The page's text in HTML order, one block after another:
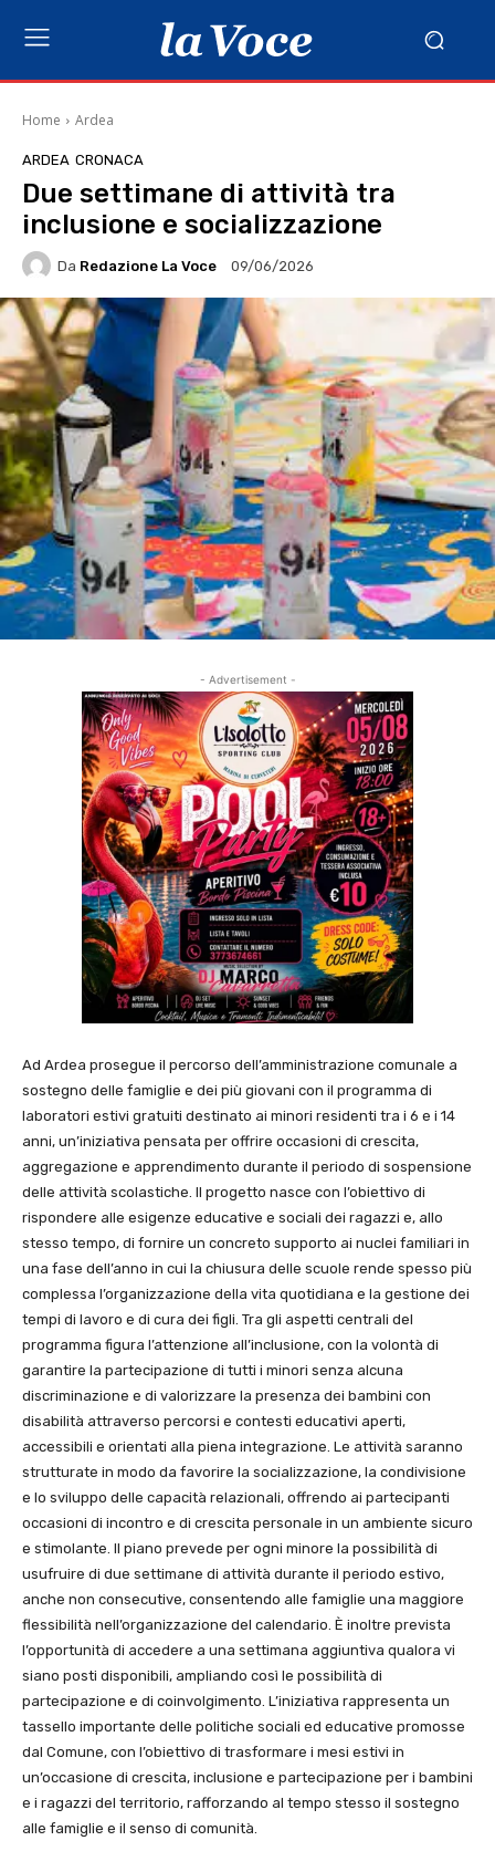
Home Ardea
ARDEA CRONACA
Due settimane di attività tra
inclusione e socializzazione
Da Redazione La Voce 09/06/2026
- Advertisement -
Ad Ardea prosegue il percorso dell’amministrazione comunale a
sostegno delle famiglie e dei più giovani con il programma di
laboratori estivi gratuiti destinato ai minori residenti tra i 6 e i 14
anni, un’iniziativa pensata per offrire occasioni di crescita,
aggregazione e apprendimento durante il periodo di sospensione
delle attività scolastiche. Il progetto nasce con l’obiettivo di
rispondere alle esigenze educative e sociali dei ragazzi e, allo
stesso tempo, di fornire un concreto supporto ai nuclei familiari in
una fase dell’anno in cui la chiusura delle scuole rende spesso più
complessa l’organizzazione della vita quotidiana e la gestione dei
tempi di lavoro e di cura dei figli. Tra gli aspetti centrali del
programma figura l’attenzione all’inclusione, con la volontà di
garantire la partecipazione di tutti i minori senza alcuna
discriminazione e di valorizzare la presenza dei bambini con
disabilità attraverso percorsi e contesti educativi aperti,
accessibili e orientati alla piena integrazione. Le attività saranno
strutturate in modo da favorire la socializzazione, la condivisione
e lo sviluppo delle capacità relazionali, offrendo ai partecipanti
occasioni di incontro e di crescita personale in un ambiente sicuro
e stimolante. Il piano prevede per ogni minore la possibilità di
usufruire di due settimane di attività durante il periodo estivo,
anche non consecutive, consentendo alle famiglie una maggiore
flessibilità nell’organizzazione del calendario. È inoltre prevista
l’opportunità di accedere a una settimana aggiuntiva qualora vi
siano posti disponibili, ampliando così le possibilità di
partecipazione e di coinvolgimento. L’iniziativa rappresenta un
tassello importante delle politiche sociali ed educative promosse
dal Comune, con l’obiettivo di trasformare i mesi estivi in
un’occasione di crescita, inclusione e partecipazione per i bambini
e i ragazzi del territorio, rafforzando al tempo stesso il sostegno
alle famiglie e il senso di comunità.